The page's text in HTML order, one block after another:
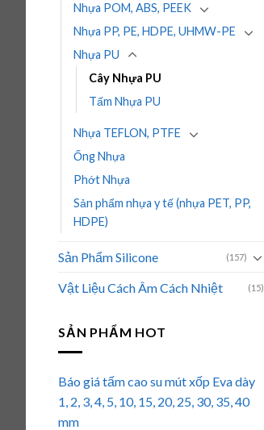
Nhựa POM, ABS, PEEK
Nhựa PP, PE, HDPE, UHMW-PE
Nhựa PU
Cây Nhựa PU
Tấm Nhựa PU
Nhựa TEFLON, PTFE
Ống Nhựa
Phớt Nhựa
Sản phẩm nhựa y tế (nhựa PET, PP,
HDPE)
Sản Phẩm Silicone (157)
Vật Liệu Cách Âm Cách Nhiệt (15)
SẢN PHẨM HOT
Báo giá tấm cao su mút xốp Eva dày
1, 2, 3, 4, 5, 10, 15, 20, 25, 30, 35, 40
mm